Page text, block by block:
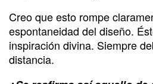
Creo que esto rompe
espontaneidad del diseño.
inspiración divina. Siempre
distancia.